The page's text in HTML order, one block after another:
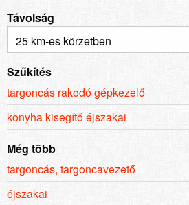
Távolság
Szűkítés
targoncás rakodó gépkezelő
konyha kisegítő éjszakai
Még több
targoncás, targoncavezető
éjszakai